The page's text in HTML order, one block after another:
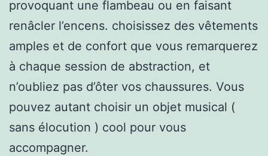
provoquant une flambeau ou en faisant
renâcler l’encens. choisissez des vêtements
amples et de confort que vous remarquerez
à chaque session de abstraction, et
n’oubliez pas d’ôter vos chaussures. Vous
pouvez autant choisir un objet musical (
sans élocution ) cool pour vous
accompagner.